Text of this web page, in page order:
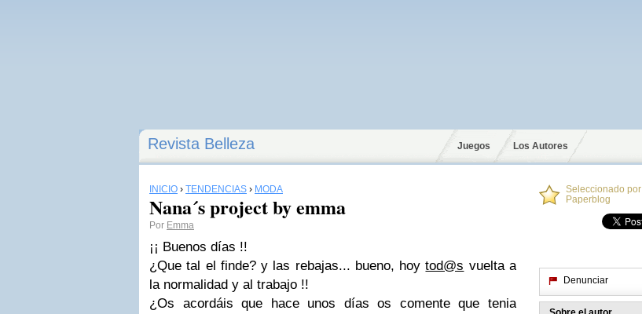
Revista Belleza Juegos Los Autores
INICIO › TENDENCIAS › MODA
Nana´s project by emma
Por Emma
¡¡ Buenos días !!
¿Que tal el finde? y las rebajas... bueno, hoytod@s vuelta a
la normalidad y al trabajo !!
¿Os acordáis que hace unos días os comente que tenia
Seleccionado por
Paperblog
Denunciar